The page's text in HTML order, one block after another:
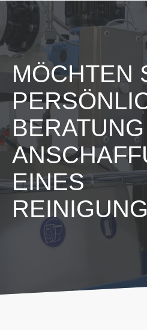
MÖCHTEN
EINES